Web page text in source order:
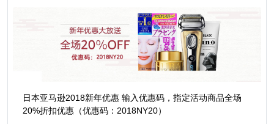
日本亚马逊2018新年优惠 输入优惠码，指定活动商品全场
20%折扣优惠（优惠码：2018NY20）